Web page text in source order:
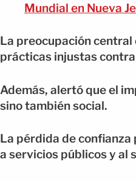
Mundial en Nueva
La preocupación
prácticas injustas
Además, alertó que el
sino también social.
La pérdida de
a servicios públicos y al